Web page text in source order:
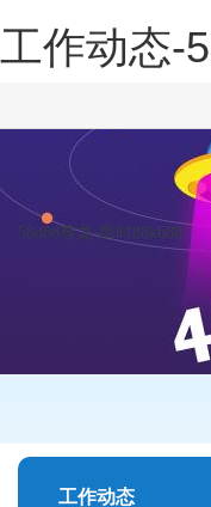
工作动态-
58d88尊龙-凯时88kb88
工作动态